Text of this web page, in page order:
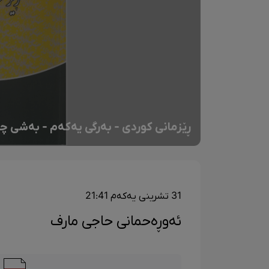
ڕێزمانی کوردی - بەرگی یەکەم - بەشی
31 تشرینی یەکەم 21:41
ئەوڕەحمانی حاجی مارف